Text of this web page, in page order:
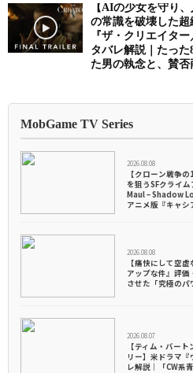
【AIの少女を守り
の常識を破壊した
『ザ・クリエイタ
タバレ解説｜たっ
た男の執念と、賛
MobGame TV Series
2026.08.08
【クローン戦争
を狙うSFクライ
Maul – Shadow
アニメ版『キャシ
2026.08.08
【痛快にして空
アップな件』評
させた「究極のパ
2026.08.07
【ティム・バー
リー】米ドラマ
レ解説｜「CW系